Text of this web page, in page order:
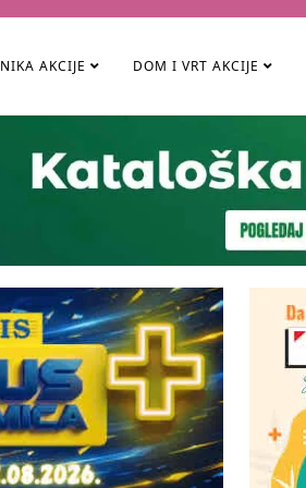
AKCIJE DOM I VRT AKCIJE